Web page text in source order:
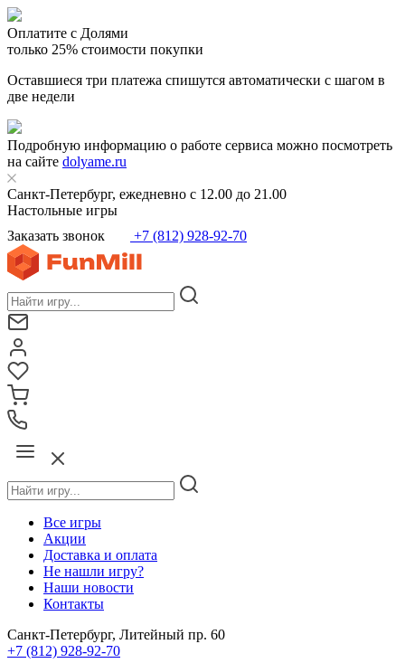
Оплатите с Долями
только 25% стоимости покупки
Оставшиеся три платежа спишутся автоматически с шагом в
две недели
Подробную информацию о работе сервиса можно посмотреть
на сайте dolyame.ru
Санкт-Петербург, ежедневно с 12.00 до 21.00
Настольные игры
Заказать звонок
+7 (812) 928-92-70
Все игры
Акции
Доставка и оплата
Не нашли игру?
Наши новости
Контакты
Санкт-Петербург, Литейный пр. 60
+7 (812) 928-92-70